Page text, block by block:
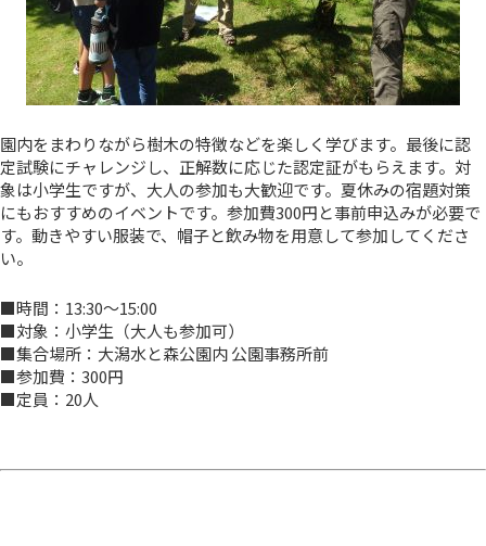
園内をまわりながら樹木の特徴などを楽しく学びます。最後に認
定試験にチャレンジし、正解数に応じた認定証がもらえます。対
象は小学生ですが、大人の参加も大歓迎です。夏休みの宿題対策
にもおすすめのイベントです。参加費300円と事前申込みが必要で
す。動きやすい服装で、帽子と飲み物を用意して参加してくださ
い。
■時間：13:30～15:00
■対象：小学生（大人も参加可）
■集合場所：大潟水と森公園内 公園事務所前
■参加費：300円
■定員：20人